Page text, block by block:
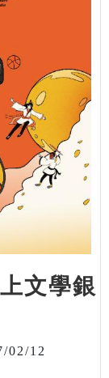
文學銀
02/12